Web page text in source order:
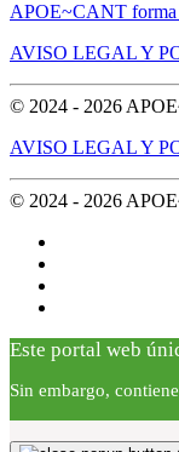
APOE~CANT forma
AVISO LEGAL Y
© 2024 - 2026
AVISO LEGAL Y
© 2024 - 2026
Este portal web
Sin embargo,